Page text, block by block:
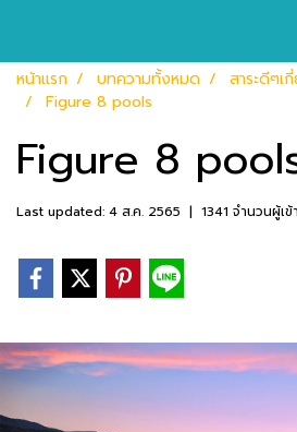
หน้าแรก บทความทั้งหมด
สาระดีๆเ
Figure 8 pools
Figure 8
Last updated: 4 ส.ค. 2565 | 1341 จำนวนผู้เข้